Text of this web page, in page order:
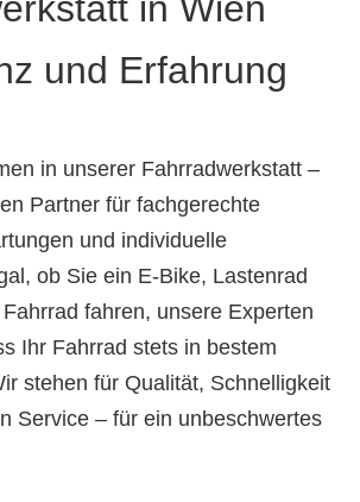
und Erfahrung
in unserer Fahrradwerkstatt –
Partner für fachgerechte
und individuelle
ob Sie ein E-Bike, Lastenrad
fahren, unsere Experten
Ihr Fahrrad stets in bestem
stehen für Qualität, Schnelligkeit
Service – für ein unbeschwertes